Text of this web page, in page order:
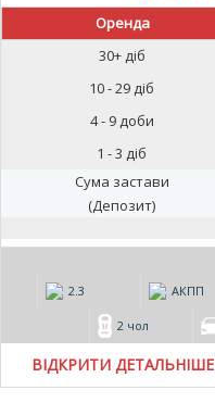
Оренда
30+ діб
10 - 29 діб
4 - 9 доби
1 - 3 діб
Сума застави
(Депозит)
2.3 АКПП
2 чол
ВІДКРИТИ ДЕТАЛЬНІШЕ